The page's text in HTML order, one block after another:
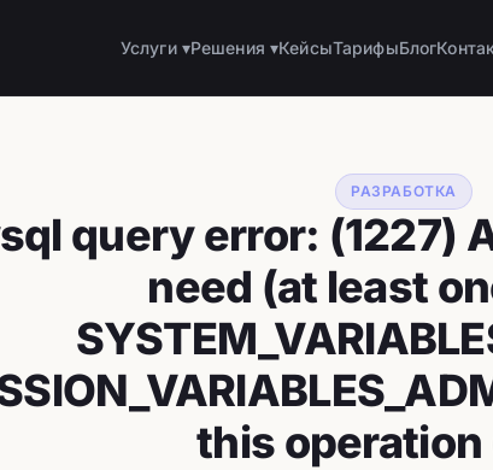
Услуги ▾Решения ▾КейсыТарифыБлог
РАЗРАБОТКА
query error: (1227)
need (at least
this